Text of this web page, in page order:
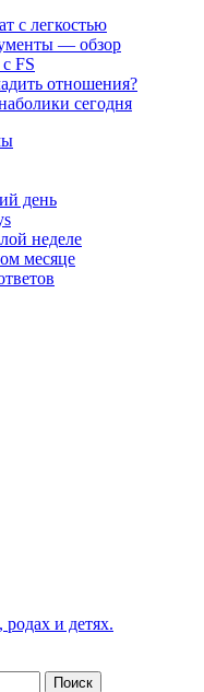
с легкостью
— обзор
FS
отношения?
сегодня
день
неделе
месяце
и детях.